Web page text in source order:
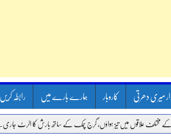
میری دھرتی کاروبار ہمارے بارے میں رابطہ کریں
علاقوں میں تیز ہواؤں، گرج چمک کے ساتھ بارش کا الرٹ جاری.